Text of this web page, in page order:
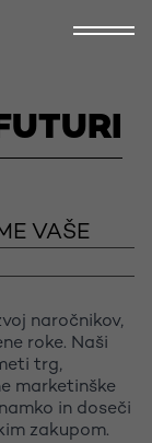
VAŠE
naročnikov,
roke. Naši
trg,
marketinške
in doseči
zakupom.